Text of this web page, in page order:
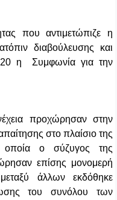
που αντιμετώπιζε η
διαβούλευσης και
η Συμφωνία για την
προχώρησαν στην
στο πλαίσιο της
ο σύζυγος της
επίσης μονομερή
άλλων εκδόθηκε
του συνόλου των